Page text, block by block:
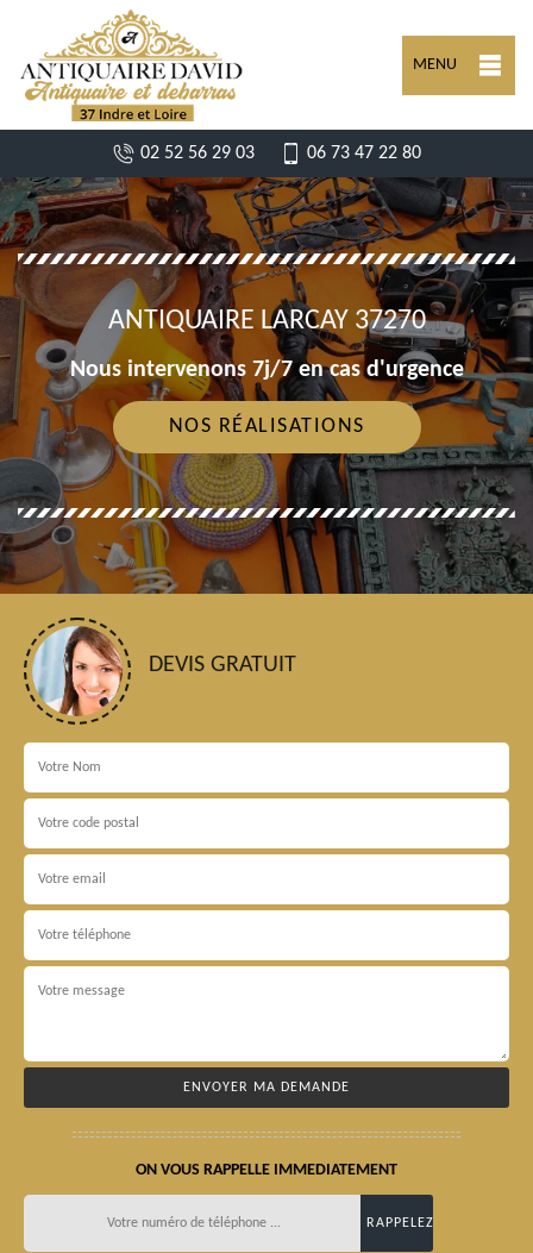
MENU
02 52 56 29 03 06 73 47 22 80
ANTIQUAIRE LARCAY 37270
Nous intervenons 7j/7 en cas d'urgence
NOS RÉALISATIONS
DEVIS GRATUIT
ON VOUS RAPPELLE IMMEDIATEMENT